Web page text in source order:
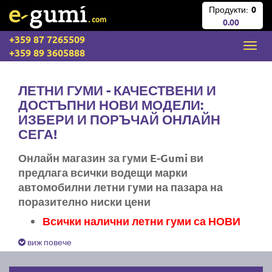
Продукти: 0
0.00
+359 87 7265509
+359 89 3605888
ЛЕТНИ ГУМИ - КАЧЕСТВЕНИ И
ДОСТЪПНИ НОВИ МОДЕЛИ:
ИЗБЕРИ И ПОРЪЧАЙ ОНЛАЙН
СЕГА!
Онлайн магазин за гуми E-Gumi ви
предлага всички водещи марки
автомобилни летни гуми на пазара на
поразително ниски цени
Всички налични летни гуми са НОВИ
Експресна доставка за цяла България
Ние не изпращаме стари гуми
виж повече